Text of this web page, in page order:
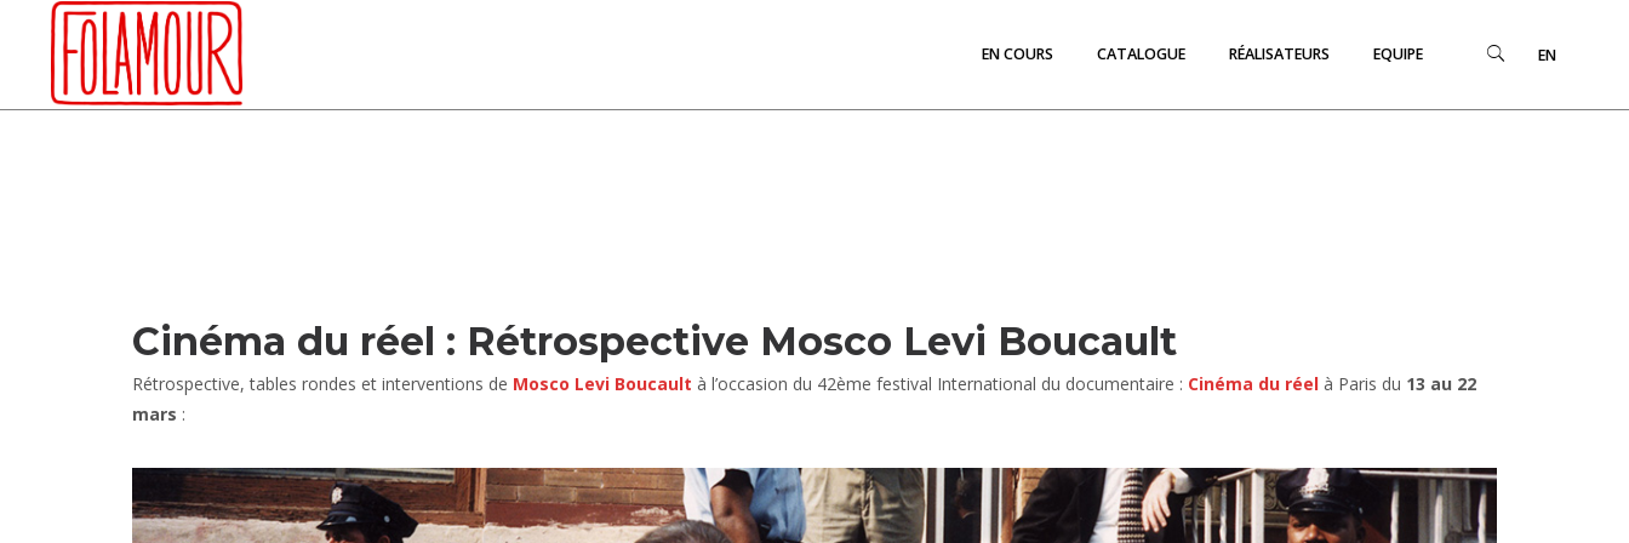
EN COURS CATALOGUE RÉALISATEURS EQUIPE EN
Cinéma du réel : Rétrospective Mosco Levi Boucault
Rétrospective, tables rondes et interventions de Mosco Levi Boucault à l’occasion du 42ème festival International du documentaire : Cinéma du réel à Paris du 13 au 22
mars :